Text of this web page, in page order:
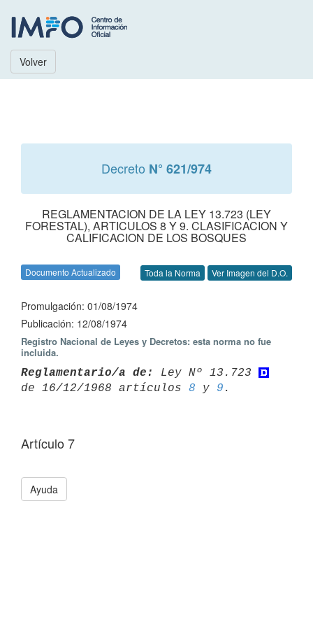
Volver
Decreto N° 621/974
REGLAMENTACION DE LA LEY 13.723 (LEY
FORESTAL), ARTICULOS 8 Y 9. CLASIFICACION Y
CALIFICACION DE LOS BOSQUES
Documento Actualizado Toda la Norma Ver Imagen del D.O.
Promulgación: 01/08/1974
Publicación: 12/08/1974
Registro Nacional de Leyes y Decretos: esta norma no fue
incluida.
Reglamentario/a de:
Ley Nº 13.723
de 16/12/1968 artículos 8 y 9
Artículo 7
Ayuda